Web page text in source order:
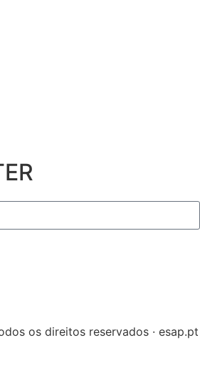
os direitos reservados · esap.pt